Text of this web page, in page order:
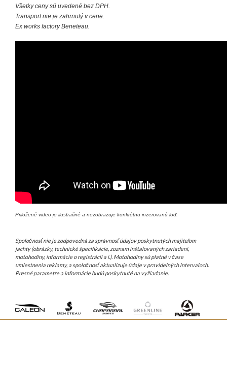
Všetky ceny sú uvedené bez DPH.
Transport nie je zahrnutý v cene.
Ex works factory Beneteau.
Priložené video je ilustračné a nezobrazuje konkrétnu inzerovanú loď.
Spoločnosť nie je zodpovedná za správnosť údajov poskytnutých majiteľom
jachty (obrázky, technické špecifikácie, zoznam inštalovaných zariadení,
motohodiny, informácie o registrácii a i.). Motohodiny sú platné v čase
umiestnenia reklamy, a spoločnosť aktualizuje údaje v pravidelných intervaloch.
Presné parametre a informácie budú poskytnuté na vyžiadanie.